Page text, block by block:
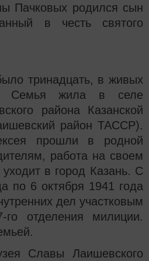
Пачковых родился сын
в честь святого
тринадцать, в живых
Семья жила в селе
района Казанской
район ТАССР).
прошли в родной
работа на своем
в город Казань. С
по 6 октября 1941 года
дел участковым
го отделения милиции.
Славы Лаишевского